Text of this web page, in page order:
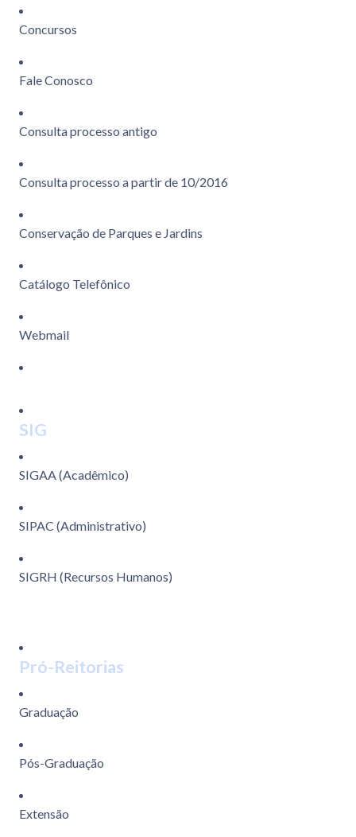
Concursos
Fale Conosco
Consulta processo antigo
Consulta processo a partir de 10/2016
Conservação de Parques e Jardins
Catálogo Telefônico
Webmail
SIG
SIGAA (Acadêmico)
SIPAC (Administrativo)
SIGRH (Recursos Humanos)
Pró-Reitorias
Graduação
Pós-Graduação
Extensão